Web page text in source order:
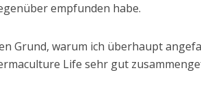
empfunden habe.
Grund, warum ich überhaupt
Life sehr gut